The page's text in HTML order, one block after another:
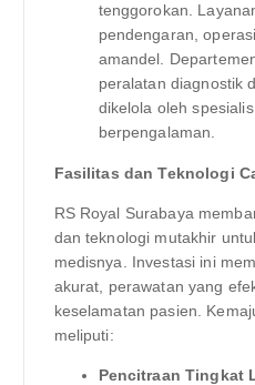
tenggorokan.
pendengaran,
amandel.
peralatan diagnostik
dikelola oleh
berpengalaman.
Fasilitas dan Teknologi
RS Royal Surabaya
dan teknologi mutakhir
medisnya. Investasi ini
akurat, perawatan yang
keselamatan pasien.
meliputi:
Pencitraan Tingkat